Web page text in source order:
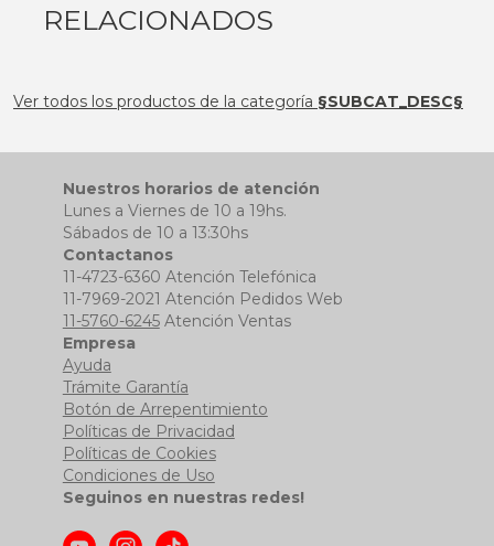
RELACIONADOS
Ver todos los productos de la categoría §SUBCAT_DESC§
Nuestros horarios de atención
Lunes a Viernes de 10 a 19hs.
Sábados de 10 a 13:30hs
Contactanos
11-4723-6360 Atención Telefónica
11-7969-2021 Atención Pedidos Web
11-5760-6245Atención Ventas
Empresa
Ayuda
Trámite Garantía
Botón de Arrepentimiento
Políticas de Privacidad
Políticas de Cookies
Condiciones de Uso
Seguinos en nuestras redes!